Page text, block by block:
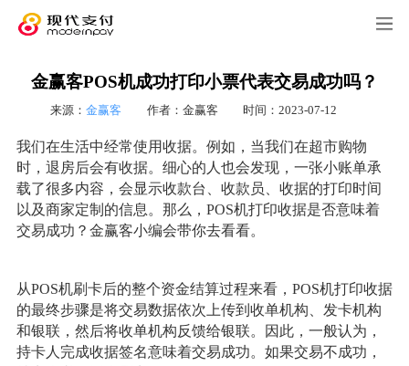
金赢客POS机成功打印小票代表交易成功吗？
来源： 金赢客 作者：金赢客 时间：2023-07-12
我们在生活中经常使用收据。例如，当我们在超市购物
时，退房后会有收据。细心的人也会发现，一张小账单承
载了很多内容，会显示收款台、收款员、收据的打印时间
以及商家定制的信息。那么，POS机打印收据是否意味着
交易成功？金赢客小编会带你去看看。
从POS机刷卡后的整个资金结算过程来看，POS机打印收据
的最终步骤是将交易数据依次上传到收单机构、发卡机构
和银联，然后将收单机构反馈给银联。因此，一般认为，
持卡人完成收据签名意味着交易成功。如果交易不成功，